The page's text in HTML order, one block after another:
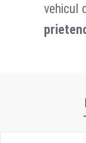
vehicul